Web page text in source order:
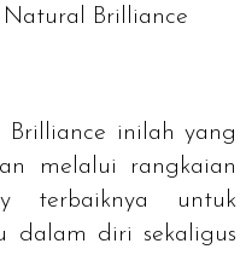
Brilliance
inilah yang
melalui rangkaian
terbaiknya untuk
dalam diri sekaligus